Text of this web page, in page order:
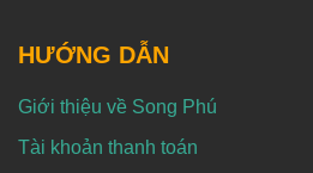
HƯỚNG DẪN
Giới thiệu về Song Phú
Tài khoản thanh toán